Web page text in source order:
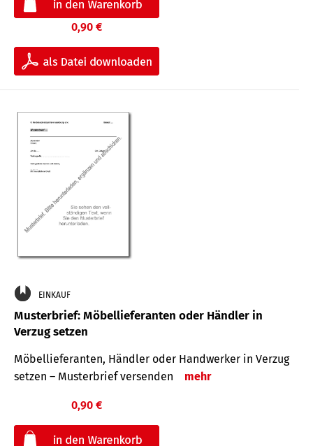
0,90 €
EINKAUF
Musterbrief: Möbellieferanten oder Händler in
Verzug setzen
Möbellieferanten, Händler oder Handwerker in Verzug
setzen – Musterbrief versenden
mehr
0,90 €